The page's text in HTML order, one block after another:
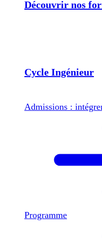
Découvrir nos
Cycle Ingénieur
Admissions :
Programme